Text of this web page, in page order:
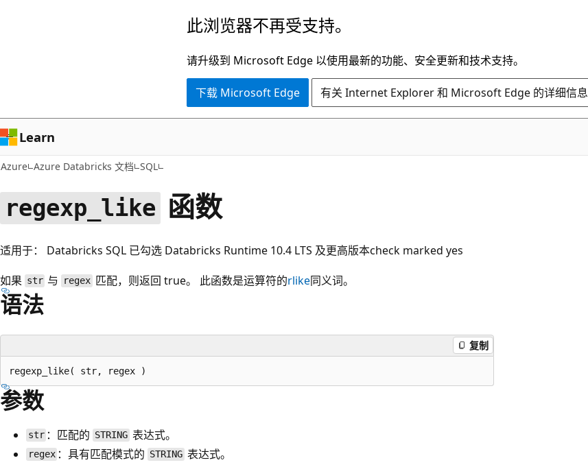
容
此浏览器不再受支持。
请升级到 Microsoft Edge 以使用最新的功能、安全更新和技术支持。
下载 Microsoft Edge 有关 Internet Explorer 和 Microsoft Edge 的详细信息
Learn
Azure Azure Databricks 文档 SQL
regexp_like 函数
适用于： Databricks SQL 已勾选 Databricks Runtime 10.4 LTS 及更高版本check marked yes
如果 str 与 regex匹配，则返回 true。 此函数是运算符的rlike同义词。
语法
复制
参数
str ：匹配的 STRING 表达式。
regex ：具有匹配模式的 STRING 表达式。